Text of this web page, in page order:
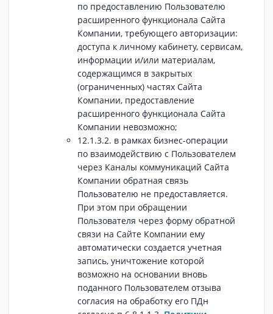
по предоставлению Пользователю
расширенного функционала Сайта
Компании, требующего авторизации:
доступа к личному кабинету, сервисам,
информации и/или материалам,
содержащимся в закрытых
(ограниченных) частях Сайта
Компании, предоставление
расширенного функционала Сайта
Компании невозможно;
12.1.3.2. в рамках бизнес-операции
по взаимодействию с Пользователем
через Каналы коммуникаций Сайта
Компании обратная связь
Пользователю не предоставляется.
При этом при обращении
Пользователя через форму обратной
связи на Сайте Компании ему
автоматически создается учетная
запись, уничтожение которой
возможно на основании вновь
поданного Пользователем отзыва
согласия на обработку его ПДн